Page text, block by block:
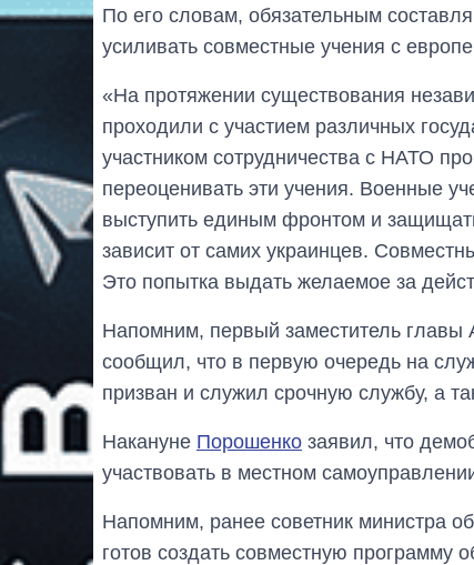
По его словам, обязательным
усиливать совместные учения с
«На протяжении существования
проходили с участием различных
участником сотрудничества с НАТО
переоценивать эти учения. Военные
выступить единым фронтом и
зависит от самих украинцев.
Это попытка выдать желаемое за
Напомним, первый заместитель главы
сообщил, что в первую очередь на
призван и служил срочную службу, а
Накануне Порошенко заявил, что
участвовать в местном
Напомним, ранее советник министра
готов создать совместную программу